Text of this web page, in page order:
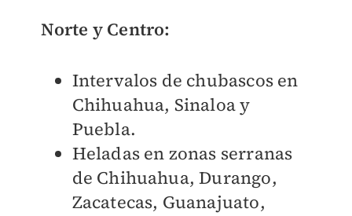
Norte y Centro:
Intervalos de chubascos en
Chihuahua, Sinaloa y
Puebla.
Heladas en zonas serranas
de Chihuahua, Durango,
Zacatecas, Guanajuato,